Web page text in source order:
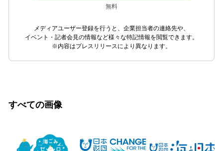
無料
メディアユーザー登録を行うと、企業担当者の連絡先や、
イベント・記者会見の情報など様々な特記情報を閲覧できます。
※内容はプレスリリースにより異なります。
すべての画像